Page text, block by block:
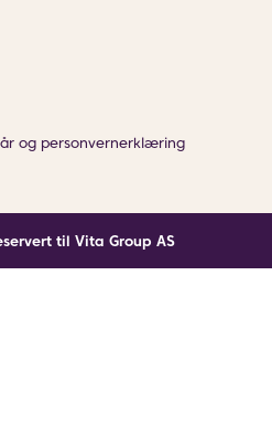
og personvernerklæring
til Vita Group AS